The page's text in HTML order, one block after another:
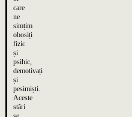
care
ne
simțim
obosiți
fizic
și
psihic,
demotivați
și
pesimiști.
Aceste
stări